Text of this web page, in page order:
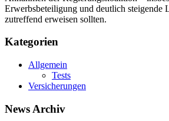
Erwerbsbeteiligung und deutlich steigende
zutreffend erweisen sollten.
Kategorien
Allgemein
Tests
Versicherungen
News Archiv